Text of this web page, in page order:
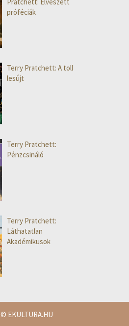
próféciák
Terry Pratchett: A toll
lesújt
Terry Pratchett:
Pénzcsináló
Terry Pratchett:
Láthatatlan
Akadémikusok
© EKULTURA.HU